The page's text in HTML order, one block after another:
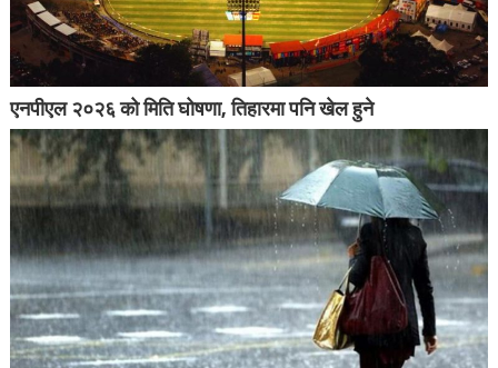
एनपीएल २०२६ को मिति घोषणा, तिहारमा पनि खेल हुने